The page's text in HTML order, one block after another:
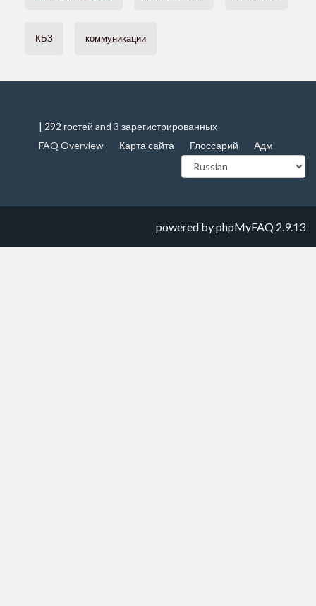
КБЗ коммуникации
| 292 гостей and 3 зарегистрированных
FAQ Overview
Карта сайта Глоссарий Адм
powered byphpMyFAQ 2.9.13